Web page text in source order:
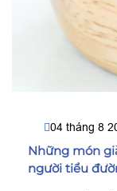
04 tháng 8
Những món
người tiểu